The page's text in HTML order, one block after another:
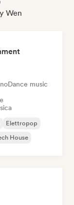
Wen
Dance music
Elettropop
House